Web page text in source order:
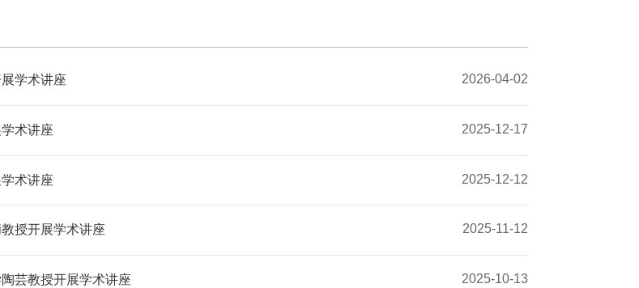
学术讲座 2026-04-02
术讲座 2025-12-17
术讲座 2025-12-12
授开展学术讲座 2025-11-12
芸教授开展学术讲座 2025-10-13